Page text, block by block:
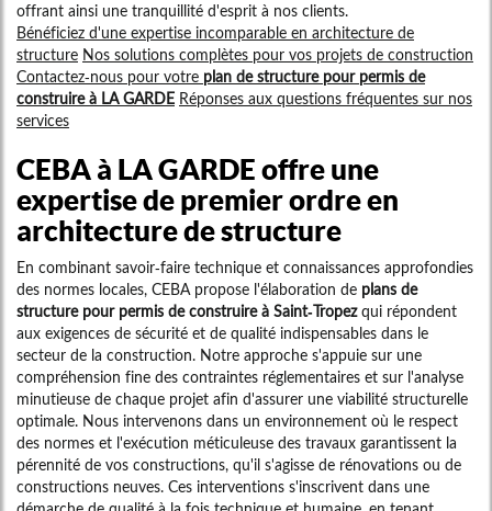
offrant ainsi une tranquillité d'esprit à nos clients.
Bénéficiez d'une expertise incomparable en architecture de
structure Nos solutions complètes pour vos projets de construction
Contactez-nous pour votre plan de structure pour permis de
construire à LA GARDE Réponses aux questions fréquentes sur nos
services
CEBA à LA GARDE offre une
expertise de premier ordre en
architecture de structure
En combinant savoir-faire technique et connaissances approfondies
des normes locales, CEBA propose l'élaboration de plans de
structure pour permis de construire à Saint-Tropezqui répondent
aux exigences de sécurité et de qualité indispensables dans le
secteur de la construction. Notre approche s'appuie sur une
compréhension fine des contraintes réglementaires et sur l'analyse
minutieuse de chaque projet afin d'assurer une viabilité structurelle
optimale. Nous intervenons dans un environnement où le respect
des normes et l'exécution méticuleuse des travaux garantissent la
pérennité de vos constructions, qu'il s'agisse de rénovations ou de
constructions neuves. Ces interventions s'inscrivent dans une